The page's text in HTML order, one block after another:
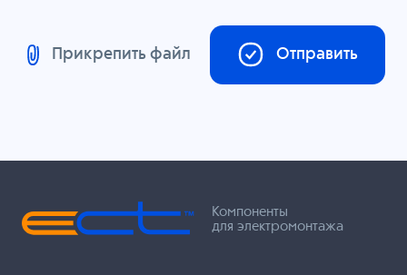
Прикрепить файл Отправить
Компоненты
для электромонтажа